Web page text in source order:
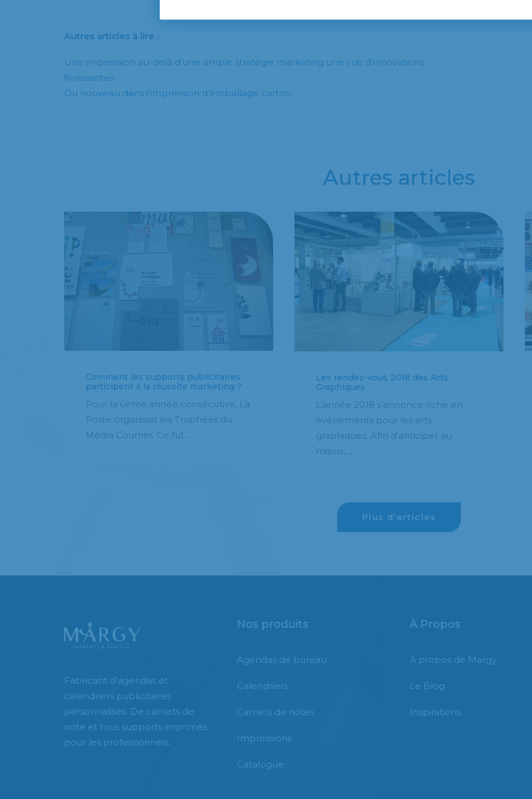
Autres articles à lire :
Une impression au-delà d’une simple stratégie marketing une vue d’innovations
florissantes
Du nouveau dans l’impression d’emballage carton
Autres articles
Comment les supports publicitaires
participent à la réussite marketing ?
Pour la 6ème année consécutive, La
Poste organisait les Trophées du
Média Courrier. Ce fut…
Les rendez-vous 2018 des Arts
Graphiques
L’année 2018 s’annonce riche en
événements pour les arts
graphiques. Afin d'anticiper au
mieux,…
Plus d’articles
Fabricant d’agendas et
calendriers publicitaires
personnalisés. De carnets de
note et tous supports imprimés
pour les professionnels.
Nos produits
Agendas de bureau
Calendriers
Carnets de notes
Impressions
Catalogue
À Propos
À propos de Margy
Le Blog
Inspirations